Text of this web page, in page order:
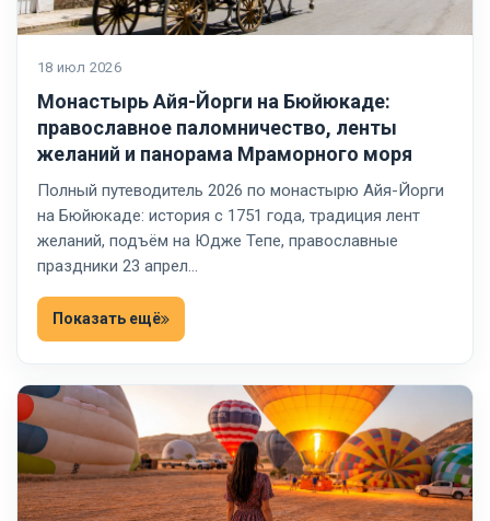
18 июл 2026
Монастырь Айя-Йорги на Бюйюкаде:
православное паломничество, ленты
желаний и панорама Мраморного моря
Полный путеводитель 2026 по монастырю Айя-Йорги
на Бюйюкаде: история с 1751 года, традиция лент
желаний, подъём на Юдже Тепе, православные
праздники 23 апрел…
Показать ещё